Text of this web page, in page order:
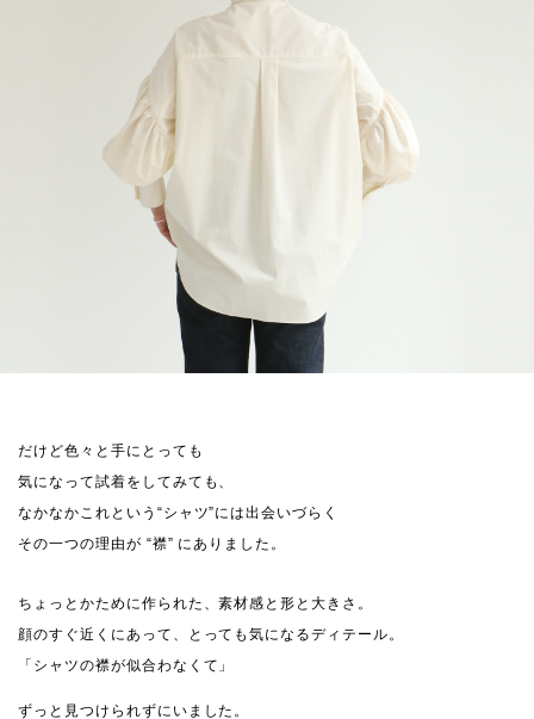
だけど色々と手にとっても
気になって試着をしてみても、
なかなかこれという“シャツ”には出会いづらく
その一つの理由が “襟” にありました。
ちょっとかために作られた、素材感と形と大きさ。
顔のすぐ近くにあって、とっても気になるディテール。
「シャツの襟が似合わなくて」
ずっと見つけられずにいました。